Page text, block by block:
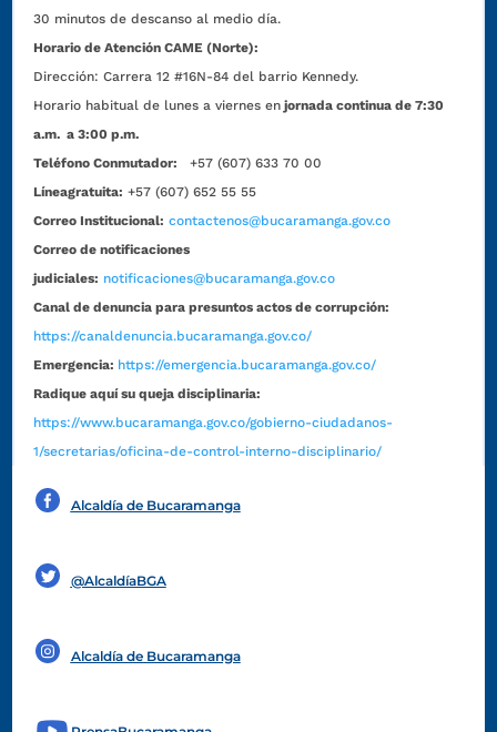
30 minutos de descanso al medio día.
Horario de Atención CAME (Norte):
Dirección:Carrera 12 #16N-84 del barrio Kennedy.
Horario habitual de lunes a viernes en jornada continua de 7:30
a.m. a 3:00 p.m.
Teléfono Conmutador:
+57 (607) 633 70 00
Líneagratuita: +57 (607) 652 55 55
Correo Institucional: contactenos@bucaramanga.gov.co
Correo de notificaciones
judiciales: notificaciones@bucaramanga.gov.co
Canal de denuncia para presuntos actos de corrupción:
https://canaldenuncia.bucaramanga.gov.co/
Emergencia: https://emergencia.bucaramanga.gov.co/
Radique aquí su queja disciplinaria:
https://www.bucaramanga.gov.co/gobierno-ciudadanos-
1/secretarias/oficina-de-control-interno-disciplinario/
Alcaldía de Bucaramanga
@AlcaldíaBGA
Alcaldía de Bucaramanga